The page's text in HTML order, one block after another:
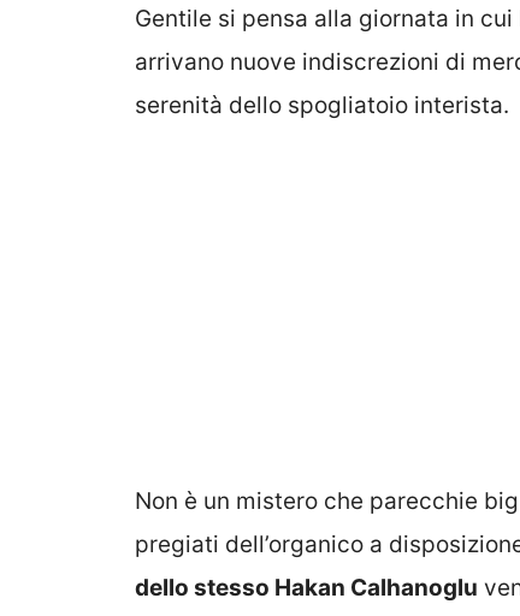
Gentile si pensa alla giornata in
arrivano nuove indiscrezioni di
serenità dello spogliatoio interista.
Non è un mistero che parecchie
pregiati dell’organico a
dello stesso Hakan Calhanoglu